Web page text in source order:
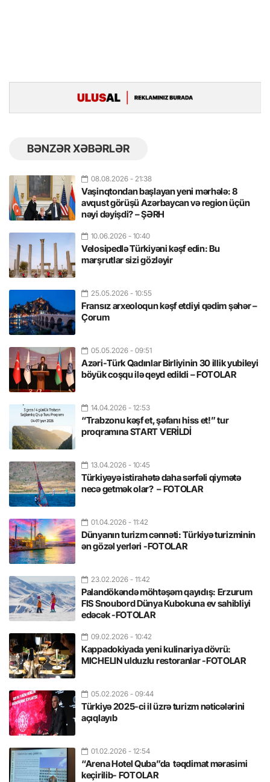
BƏNZƏR XƏBƏRLƏR
08.08.2026 - 21:38
Vaşinqtondan başlayan yeni mərhələ: 8
avqust görüşü Azərbaycan və region üçün
nəyi dəyişdi? – ŞƏRH
10.06.2026 - 10:40
Velosipedlə Türkiyəni kəşf edin: Bu
marşrutlar sizi gözləyir
25.05.2026 - 10:55
Fransız arxeoloqun kəşf etdiyi qədim şəhər –
Çorum
05.05.2026 - 09:51
Azəri-Türk Qadınlar Birliyinin 30 illik yubileyi
böyük coşqu ilə qeyd edildi – FOTOLAR
14.04.2026 - 12:53
“Trabzonu kəşf et, şəfanı hiss et!” tur
proqramına START VERİLDİ
13.04.2026 - 10:45
Türkiyəyə istirahətə daha sərfəli qiymətə
necə getmək olar? – FOTOLAR
01.04.2026 - 11:42
Dünyanın turizm cənnəti: Türkiyə turizminin
ən gözəl yerləri -FOTOLAR
23.02.2026 - 11:42
Palandökəndə möhtəşəm qayıdış: Erzurum
FIS Snoubord Dünya Kubokuna ev sahibliyi
edəcək -FOTOLAR
09.02.2026 - 10:42
Kappadokiyada yeni kulinariya dövrü:
MICHELIN ulduzlu restoranlar -FOTOLAR
05.02.2026 - 09:44
Türkiyə 2025-ci il üzrə turizm nəticələrini
açıqlayıb
01.02.2026 - 12:54
“Arena Hotel Quba”da təqdimat mərasimi
keçirilib- FOTOLAR